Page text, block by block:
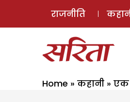
राजनीति
Home » कहानी » एक